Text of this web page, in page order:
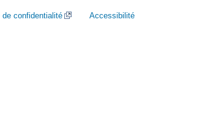
de confidentialité Accessibilité